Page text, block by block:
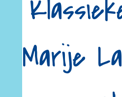
Marije